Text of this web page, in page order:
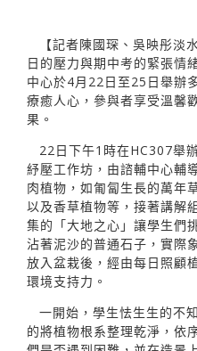
【記者陳國琛、吳映彤淡
日的壓力與期中考的緊張情
中心於4月22日至25日舉辦
療癒人心，參與者享受溫馨
果。
22日下午1時在HC307舉
紓壓工作坊，由諮輔中心輔
肉植物，如匍匐生長的萬年
以及香草植物等，接著講解
集的「大地之心」讓學生們
沾著泥沙的普通石子，實際
放入盆栽後，經由每日照顧
環境支持力。
一開始，學生怯生生的不
的將植物根系整理乾淨，依